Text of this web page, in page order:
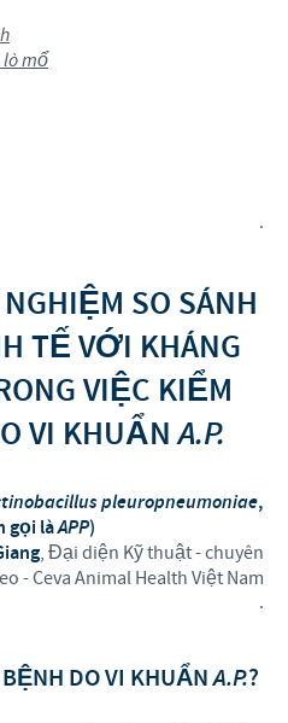
mổ
.
SO SÁNH
TẾ VỚI KHÁNG
VIỆC KIỂM
VI KHUẨNA.P.
pleuropneumoniae,
gọi làAPP)
, Đại diện Kỹ thuật - chuyên
- Ceva Animal Health Việt Nam
.
DO VI KHUẨNA.P.?